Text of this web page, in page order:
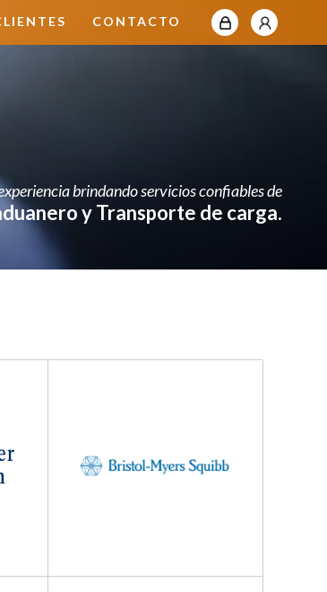
CONTACTO intranetclientes
brindando servicios confiables de
y Transporte de carga.